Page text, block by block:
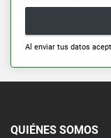
Al enviar tus datos
QUIÉNES SOMOS